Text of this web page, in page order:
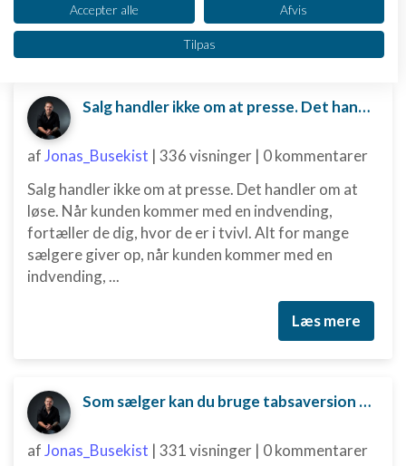
Nye ekspertblog-indlæg om Marketing & salg
Salg handler ikke om at presse. Det handler om at løse.
afJonas_Busekist | 336 visninger | 0 kommentarer
Salg handler ikke om at presse. Det handler om at
løse. Når kunden kommer med en indvending,
fortæller de dig, hvor de er i tvivl. Alt for mange
sælgere giver op, når kunden kommer med en
indvending, ...
Læs mere
Som sælger kan du bruge tabsaversion til at skubbe kunden mod en beslutning.
afJonas_Busekist | 331 visninger | 0 kommentarer
Se partnerliste (2 IAB-leverandører)
Vi bruger dine data til følgende formål:
IAB's behandlingsformål:
enhed
Bruge begrænsede oplysninger til at vælge
annoncering
Oprette profiler til tilpasset annoncering
Bruge profiler til at vælge tilpasset
annoncering
Oprette profiler for at tilpasse indhold
Måle indholdseffektivitet
Forstå målgrupper gennem statistikker eller
kombinationer af oplysninger fra forskellige
kilder
Accepter alle Afvis
Tilpas